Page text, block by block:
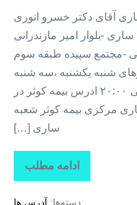
آقای دکتر خسرو انوری
-بلوار امیر مازندرانی
-مجتمع سپیده طبقه سوم
شنبه یکشنبه ،سه شنبه
،چهارشنبه از ساعت ۱۸:۰۰ الی ۲۰:۰۰ ادرس بیمه کوثر در
مرکزی بیمه کوثر شعبه
ساری […]
ادامه مطلب
پزشکان
معتمد
دسته‌ها: آدرس ها